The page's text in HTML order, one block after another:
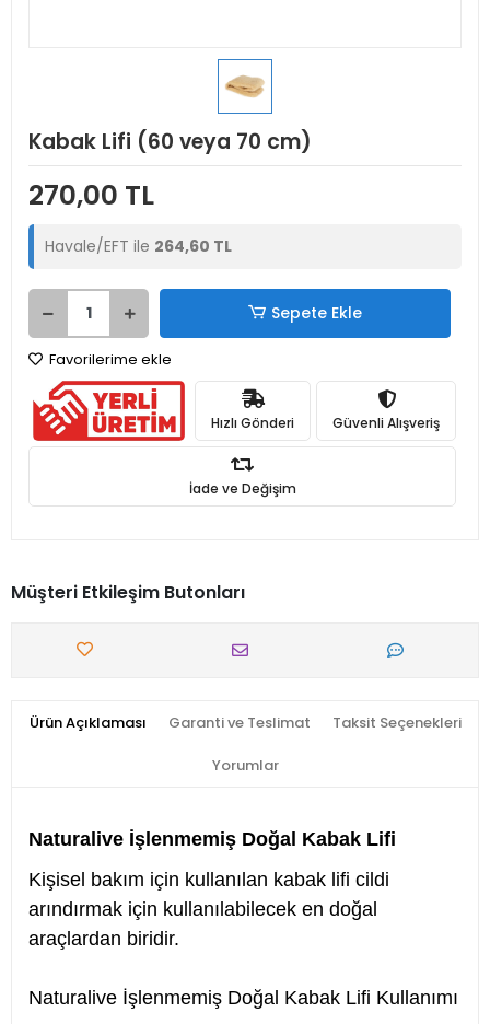
Kabak Lifi (60 veya 70 cm)
270,00 TL
Havale/EFT ile 264,60 TL
Sepete Ekle
Favorilerime ekle
Hızlı Gönderi Güvenli Alışveriş
İade ve Değişim
Müşteri Etkileşim Butonları
Ürün Açıklaması Garanti ve Teslimat Taksit Seçenekleri
Yorumlar
Naturalive İşlenmemiş Doğal Kabak Lifi
Kişisel bakım için kullanılan kabak lifi cildi
arındırmak için kullanılabilecek en doğal
araçlardan biridir.
Naturalive İşlenmemiş Doğal Kabak Lifi Kullanımı